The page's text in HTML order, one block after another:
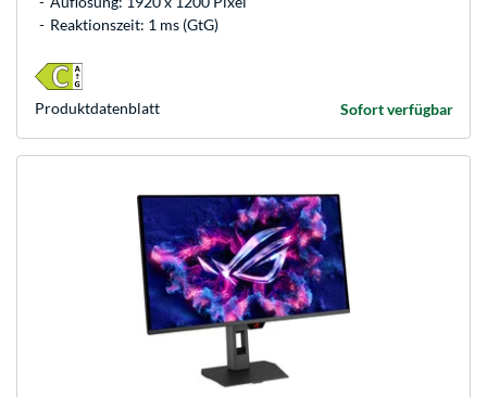
Reaktionszeit: 1 ms (GtG)
Sofort verfügbar
Produkt­datenblatt